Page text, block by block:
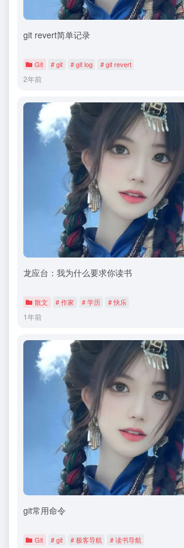
git revert简单记录
Git # git # git log # git revert
2年前
龙应台：我为什么要求你读书
散文 # 作家 # 学历 # 快乐
1年前
git常用命令
Git # git # 极客导航 # 读书导航